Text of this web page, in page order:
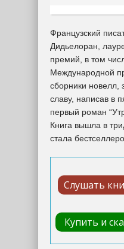
Французский
Дидьелоран,
премий, в том
Международной
сборники новелл,
славу, написав в
первый роман
Книга вышла в
стала
Слушать
Купить и